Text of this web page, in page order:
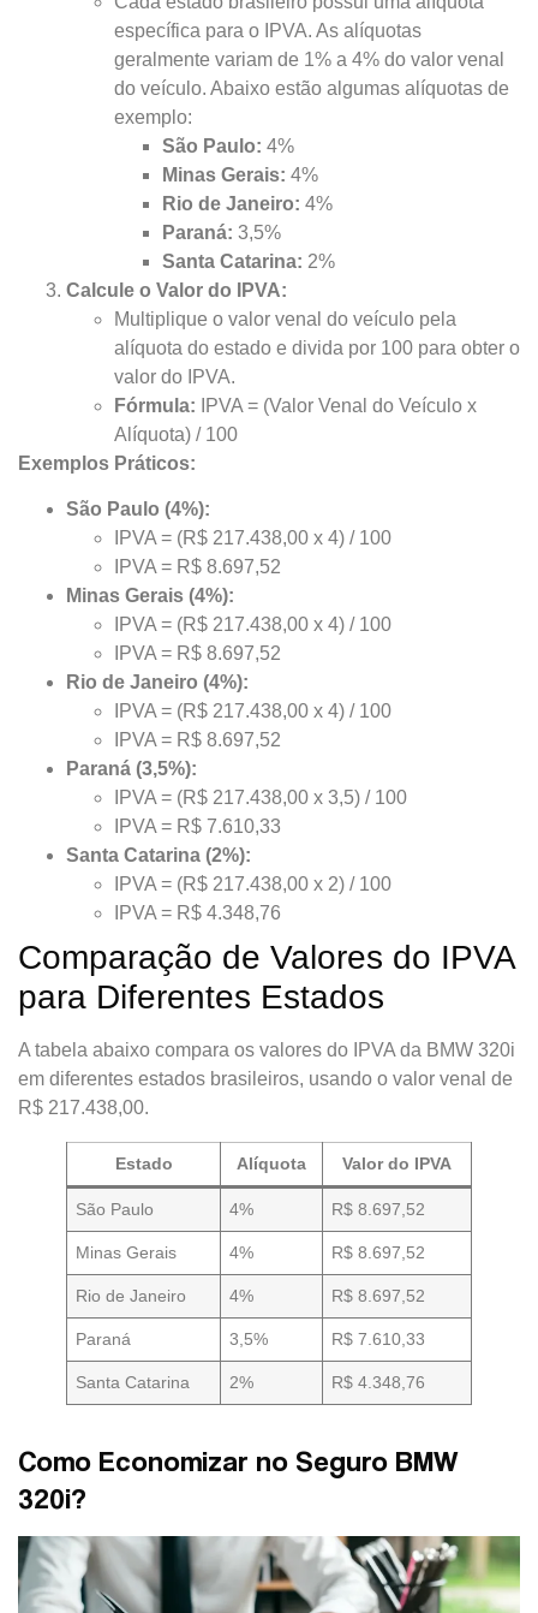
específica para o IPVA. As alíquotas
geralmente variam de 1% a 4% do valor venal
do veículo. Abaixo estão algumas alíquotas de
exemplo:
São Paulo: 4%
Minas Gerais: 4%
Rio de Janeiro: 4%
Paraná: 3,5%
Santa Catarina: 2%
Calcule o Valor do IPVA:
Multiplique o valor venal do veículo pela
alíquota do estado e divida por 100 para obter o
valor do IPVA.
Fórmula: IPVA = (Valor Venal do Veículo x
Alíquota) / 100
Exemplos Práticos:
São Paulo (4%):
IPVA = (R$ 217.438,00 x 4) / 100
IPVA = R$ 8.697,52
Minas Gerais (4%):
IPVA = (R$ 217.438,00 x 4) / 100
IPVA = R$ 8.697,52
Rio de Janeiro (4%):
IPVA = (R$ 217.438,00 x 4) / 100
IPVA = R$ 8.697,52
Paraná (3,5%):
IPVA = (R$ 217.438,00 x 3,5) / 100
IPVA = R$ 7.610,33
Santa Catarina (2%):
IPVA = (R$ 217.438,00 x 2) / 100
IPVA = R$ 4.348,76
Comparação de Valores do IPVA
para Diferentes Estados
A tabela abaixo compara os valores do IPVA da BMW 320i
em diferentes estados brasileiros, usando o valor venal de
R$ 217.438,00.
Estado Alíquota Valor do IPVA
São Paulo 4% R$ 8.697,52
Minas Gerais 4% R$ 8.697,52
Rio de Janeiro 4% R$ 8.697,52
Paraná 3,5% R$ 7.610,33
Santa Catarina 2% R$ 4.348,76
Como Economizar no Seguro BMW
320i?